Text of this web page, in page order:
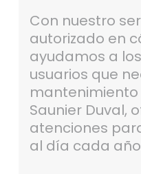
Con nuestro
autorizado en
ayudamos a
usuarios que
Saunier Duval,
atenciones
al día cada